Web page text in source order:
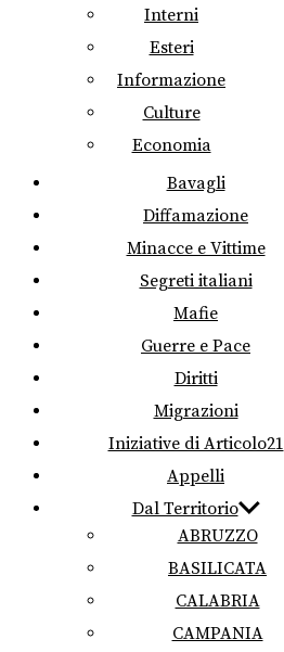
Interni
Esteri
Informazione
Culture
Economia
Bavagli
Diffamazione
Minacce e Vittime
Segreti italiani
Mafie
Guerre e Pace
Diritti
Migrazioni
Iniziative di Articolo21
Appelli
Dal Territorio
ABRUZZO
BASILICATA
CALABRIA
CAMPANIA